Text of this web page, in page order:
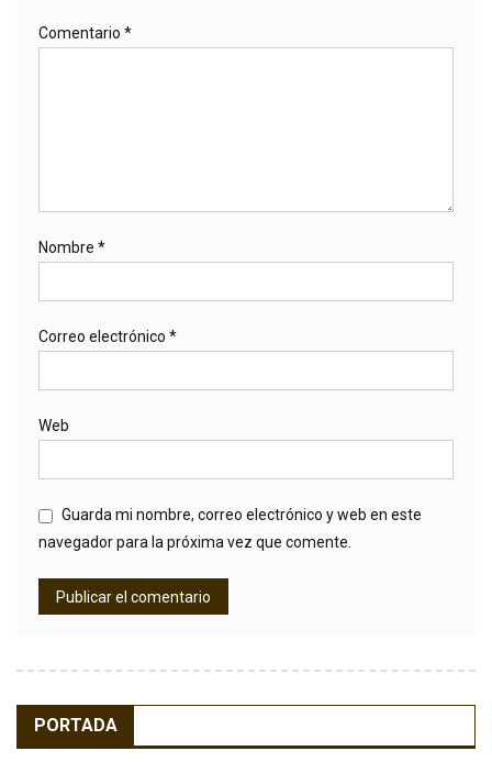
Comentario *
Nombre *
Correo electrónico *
Web
Guarda mi nombre, correo electrónico y web en este
navegador para la próxima vez que comente.
PORTADA